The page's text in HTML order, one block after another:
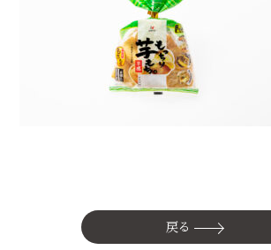
直営店
かね貞の歴史
戻る